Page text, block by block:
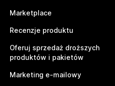
Marketplace
Recenzje produktu
Oferuj sprzedaż droższych
produktów i pakietów
Marketing e-mailowy